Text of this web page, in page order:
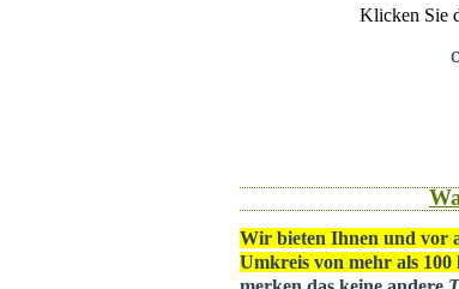
Klicken Sie
Wir bieten Ihnen und vor
Umkreis von mehr als